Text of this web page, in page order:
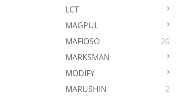
LCT
MAGPUL
MAFIOSO
26
MARKSMAN
MODIFY
MARUSHIN
2